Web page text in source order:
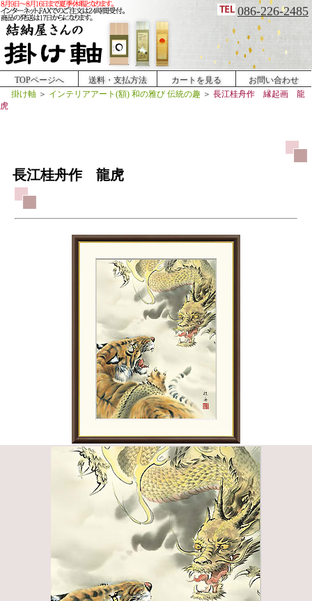
086-226-2485
TOPページへ 送料・支払方法 カートを見る
お問い合わせ
掛け軸 ＞ インテリアアート(額) 和の雅び 伝統の趣 ＞ 長江桂舟作 縁起画 龍
虎
長江桂舟作 龍虎